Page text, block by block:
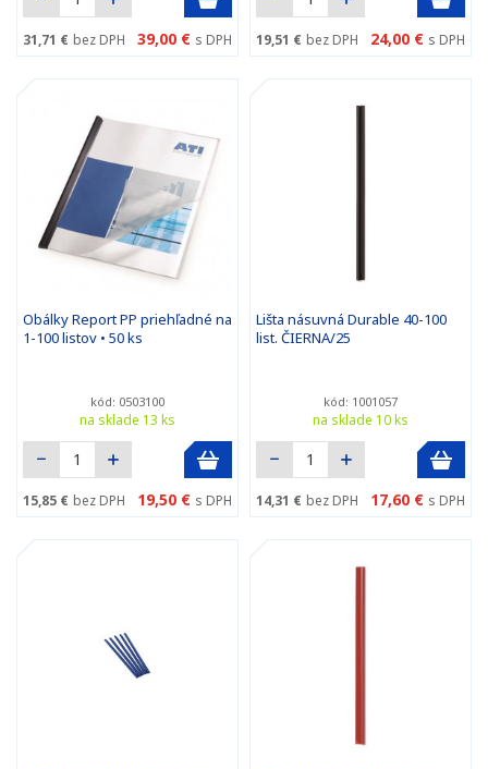
31,71 € bez DPH 39,00 € s DPH 19,51 € bez DPH 24,00 € s DPH
Obálky Report PP priehľadné na
1-100 listov • 50 ks
kód: 0503100
na sklade 13 ks
15,85 € bez DPH 19,50 € s DPH
Lišta násuvná Durable 40-100
list. ČIERNA/25
kód: 1001057
na sklade 10 ks
14,31 € bez DPH 17,60 € s DPH